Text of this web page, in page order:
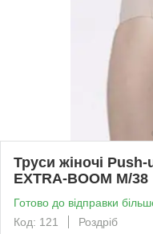
Труси жіночі
EXTRA-BOOM M/38
Готово до відправки
Код: 121
Роздріб